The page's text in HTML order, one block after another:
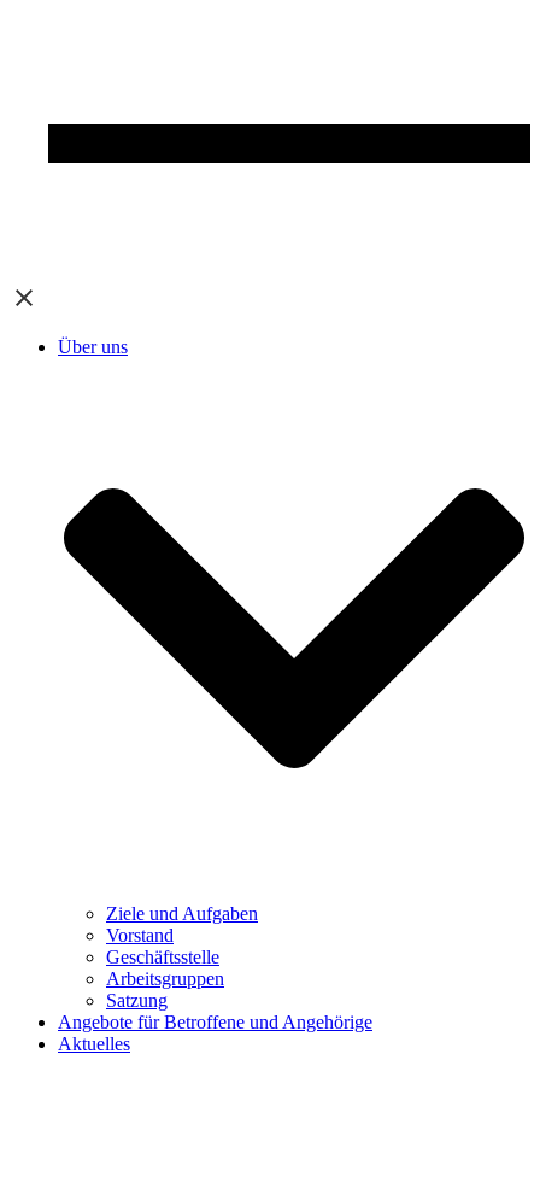
Über uns
Ziele und Aufgaben
Vorstand
Geschäftsstelle
Arbeitsgruppen
Satzung
Angebote für Betroffene und Angehörige
Aktuelles